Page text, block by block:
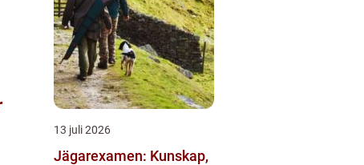
13 juli 2026
Jägarexamen: Kunskap,